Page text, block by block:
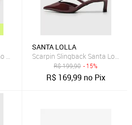
Caramelo
SANTA LOLLA
Scarpin Slingback Santa Lolla
R$199,90 - 15%
R$ 169,99 no Pix